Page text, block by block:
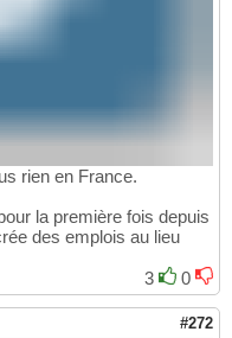
rien en France.
la première fois depuis
des emplois au lieu
3
0
#272